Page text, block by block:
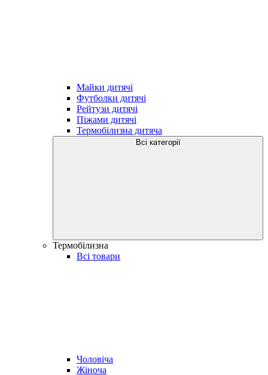
Майки дитячі
Футболки дитячі
Рейтузи дитячі
Піжами дитячі
Термобілизна дитяча
Всі категорії
Термобілизна
Всі товари
Чоловіча
Жіноча